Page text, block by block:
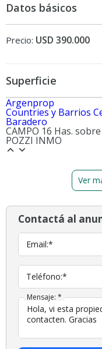
Datos básicos
Precio: USD 390.000
Superficie
Argenprop
Countries y Barrios
Baradero
CAMPO 16 Has.
POZZI INMO
Ver
Contactá al
Email:*
Teléfono:*
Mensaje: *